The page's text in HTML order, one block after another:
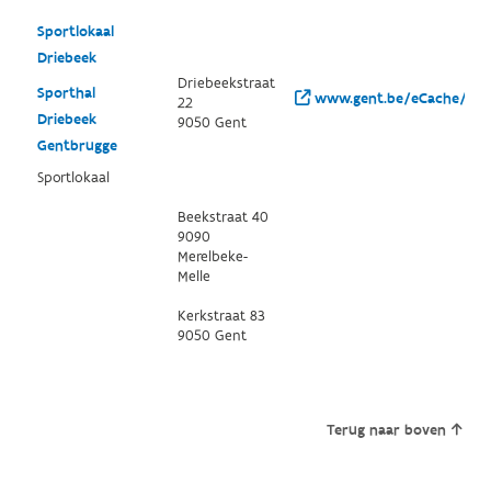
Sportlokaal
Driebeek
Sporthal
Driebeek
Gentbrugge
Sportlokaal
Driebeekstraat
22
9050 Gent
www.gent.be/eCache/
Beekstraat 40
9090
Merelbeke-
Melle
Kerkstraat 83
9050 Gent
Terug naar boven